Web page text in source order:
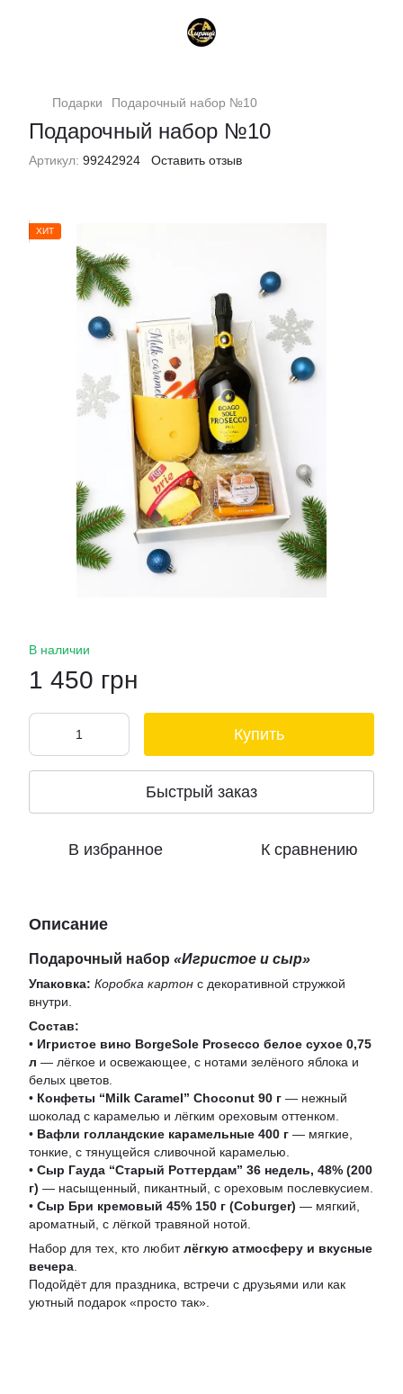
Подарки Подарочный набор №10
Подарочный набор №10
Артикул: 99242924 Оставить отзыв
ХИТ
В наличии
1 450 грн
Купить
Быстрый заказ
В избранное К сравнению
Описание
Подарочный набор «Игристое и сыр»
Упаковка: Коробка картон с декоративной стружкой
внутри.
Состав:
• Игристое вино BorgeSole Prosecco белое сухое 0,75
л — лёгкое и освежающее, с нотами зелёного яблока и
белых цветов.
• Конфеты “Milk Caramel” Choconut 90 г — нежный
шоколад с карамелью и лёгким ореховым оттенком.
• Вафли голландские карамельные 400 г — мягкие,
тонкие, с тянущейся сливочной карамелью.
• Сыр Гауда “Старый Роттердам” 36 недель, 48% (200
г) — насыщенный, пикантный, с ореховым послевкусием.
• Сыр Бри кремовый 45% 150 г (Coburger) — мягкий,
ароматный, с лёгкой травяной нотой.
Набор для тех, кто любитлёгкую атмосферу и вкусные
вечера
Подойдёт для праздника, встречи с друзьями или как
уютный подарок «просто так».